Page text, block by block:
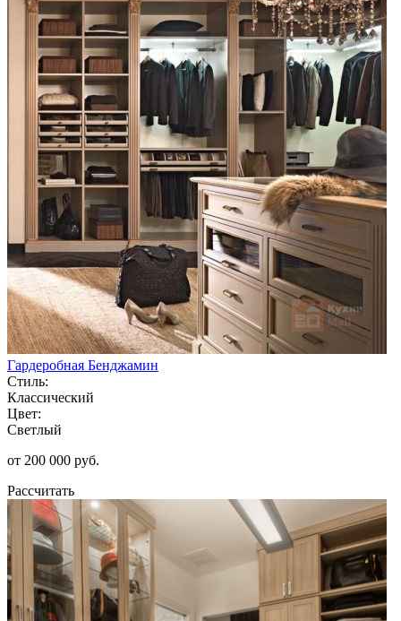
Гардеробная Бенджамин
Стиль:
Классический
Цвет:
Светлый
от 200 000 руб.
Рассчитать